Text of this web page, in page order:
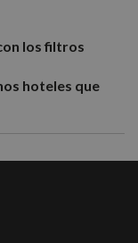
los filtros
hoteles que